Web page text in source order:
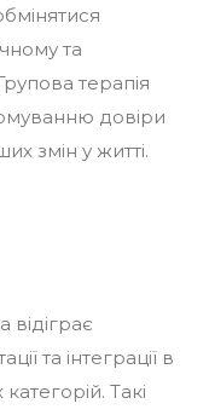
та
терапія
довіри
змін у житті.
відіграє
та інтеграції в
Такі